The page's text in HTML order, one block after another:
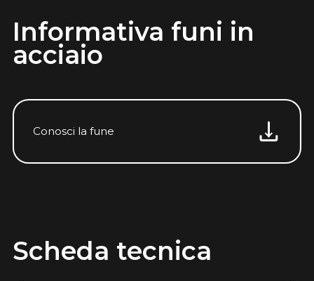
Informativa funi in
acciaio
Conosci la fune
Scheda tecnica